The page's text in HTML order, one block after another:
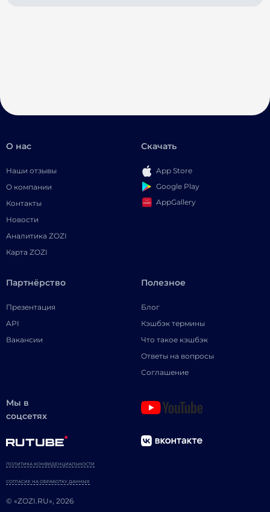
О нас
Наши отзывы
О компании
Контакты
Новости
Аналитика ZOZI
Карта ZOZI
Скачать
App Store
Google Play
AppGallery
Партнёрство
Презентация
API
Вакансии
Полезное
Блог
Кэшбэк термины
Что такое кэшбэк
Ответы на вопросы
Соглашение
Мы в
соцсетях
© «ZOZI.RU», 2026
ПОЛИТИКА КОНФИДЕНЦИАЛЬНОСТИ
СОГЛАСИЕ НА ОБРАБОТКУ ДАННЫХ